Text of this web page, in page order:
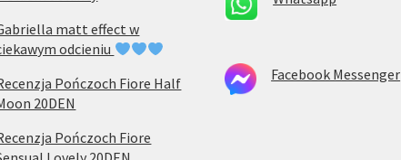
matt effect w
odcieniu
Pończoch Fiore Half
20DEN
Pończoch Fiore
Facebook Messenger